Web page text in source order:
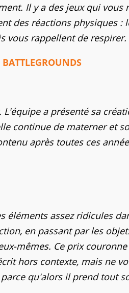
Il y a des jeux qui vous
des réactions physiques :
vous rappellent de respirer.
a présenté sa
continue de materner et
après toutes ces
éléments assez ridicules
en passant par les
mêmes. Ce prix
hors contexte, mais ne
qu'alors il prend tout